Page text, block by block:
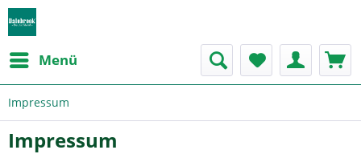
Menü
Impressum
Impressum